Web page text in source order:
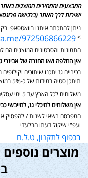
המבצעים והמחירים המוצגים באתר
ישירות דרך האתר (ברכישה
ניתן להתכתב איתנו בוואטסאפ
>
972506866229
התמונות והסרטונים המוצגים
אין החלפה ו/או החזרה של אביזרי
בכיריים גז יתכנו שיתוכים
תיתכן סטיה במידות של כ-5% במוצרים שמיוצרים / מורכבים בעבודת יד
משלוחים לכל הארץ עד 5 ימי עסקים*
אין משלוחים למיכלי גז, למייבשי
המפרסם רשאי לשנות / להפסיק
ועפ"י שיקול דעתו הבלעדי
בכפוף לתקנון, ט.ל.ח
מוצרים